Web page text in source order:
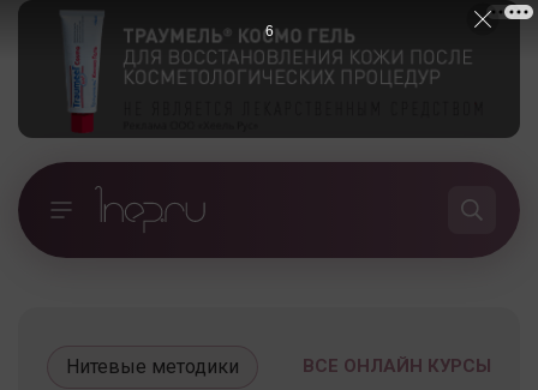
ВСЕ ОНЛАЙН КУРСЫ
Нитевые методики
5